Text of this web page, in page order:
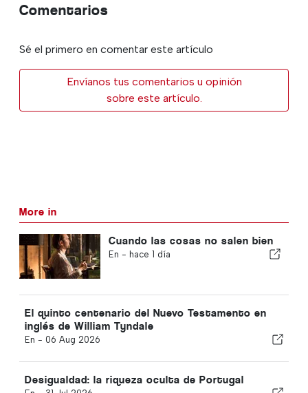
Comentarios
Sé el primero en comentar este artículo
Envíanos tus comentarios u opinión
sobre este artículo.
More in
Cuando las cosas no salen bien
En - hace 1 día
El quinto centenario del Nuevo Testamento en
inglés de William Tyndale
En - 06 Aug 2026
Desigualdad: la riqueza oculta de Portugal